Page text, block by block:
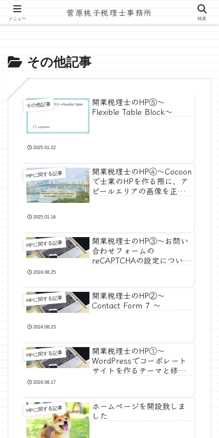
その他記事
その他記事
その他記事
開業税理士のHP⑤～
Flexible Table Block～
2025.01.22
HPに関する記事
開業税理士のHP④～Cocoon
で士業のHPを作る際に、ア
ピールエリアの画像を正し
2025.01.16
HPに関する記事
開業税理士のHP③～お問い
合わせフォームの
reCAPTCHAの設定について
2024.08.25
HPに関する記事
開業税理士のHP②～
Contact Form 7 ～
2024.08.23
HPに関する記事
開業税理士のHP①～
WordPressでコーポレート
サイトを作るテーマと修正
2024.08.17
HPに関する記事
ホームページを開設致しま
した
メニュー
菅原桃子税理士事務所
検索